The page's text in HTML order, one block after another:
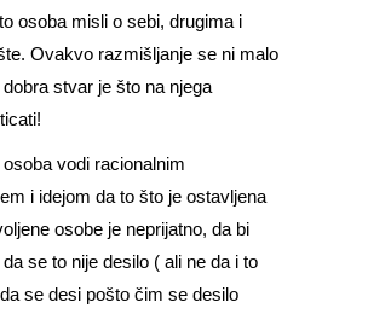
osoba misli o sebi, drugima i
Ovakvo razmišljanje se ni malo
dobra stvar je što na njega
vodi racionalnim
i idejom da to što je ostavljena
osobe je neprijatno, da bi
se to nije desilo ( ali ne da i to
se desi pošto čim se desilo